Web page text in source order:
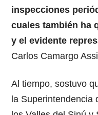
inspecciones
cuales también ha
y el evidente
Carlos Camargo
Al tiempo, sostuvo
la Superintendencia